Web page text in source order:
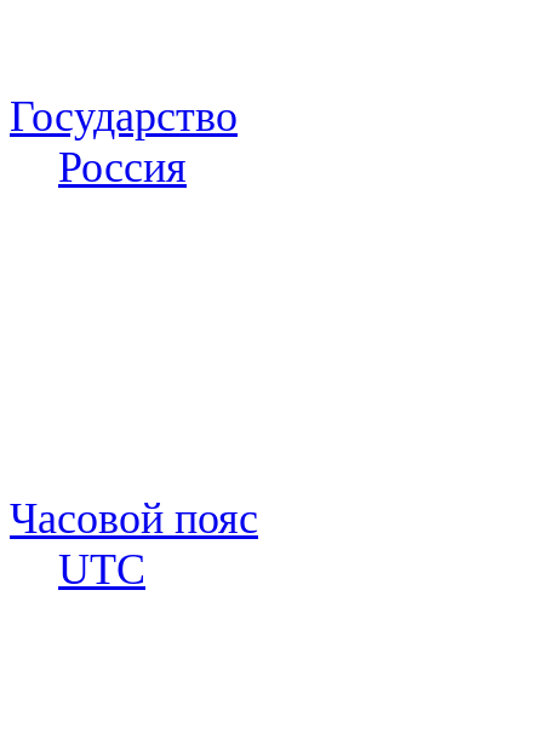
Государство
Россия
Часовой пояс
UTC